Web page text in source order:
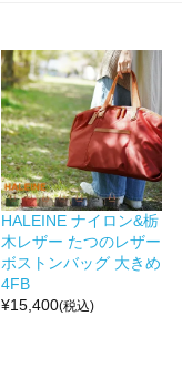
HALEINE ナイロン&栃
木レザー たつのレザー
ボストンバッグ 大きめ
4FB
¥15,400(税込)